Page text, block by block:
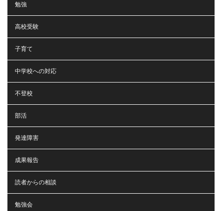
勉強
高校受験
子育て
中学校への対応
不登校
部活
発達障害
成果報告
読者からの相談
勉強会